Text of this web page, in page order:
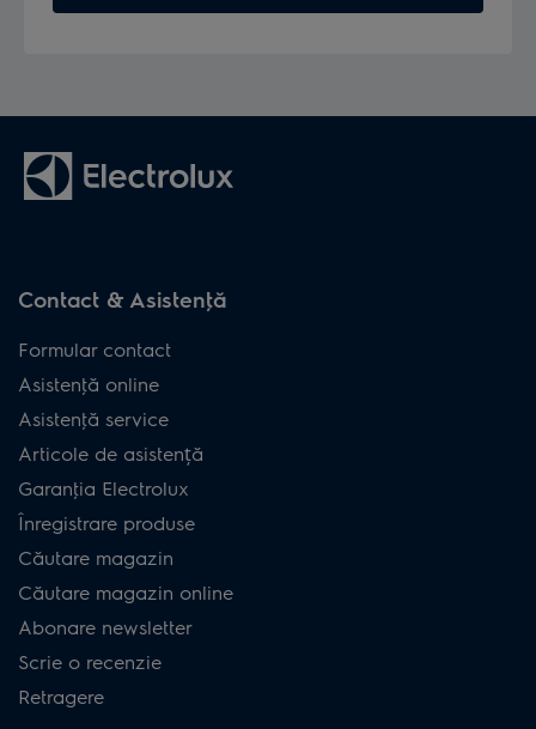
Contact & Asistenţă
Formular contact
Asistenţă online
Asistenţă service
Articole de asistență
Garanţia Electrolux
Înregistrare produse
Căutare magazin
Căutare magazin online
Abonare newsletter
Scrie o recenzie
Retragere